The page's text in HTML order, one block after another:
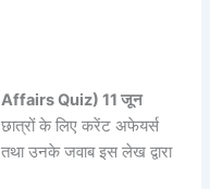
Quiz) 11 जून
छात्रों के लिए करेंट अफेयर्स
उनके जवाब इस लेख द्वारा